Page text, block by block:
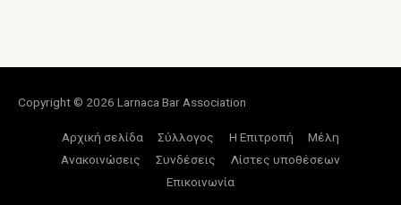
Copyright © 2026 Larnaca Bar Association
Αρχική σελίδα Σύλλογος Η Επιτροπή
Μέλη
Ανακοινώσεις
Συνδέσεις
Λίστες υποθέσεων
Επικοινωνία